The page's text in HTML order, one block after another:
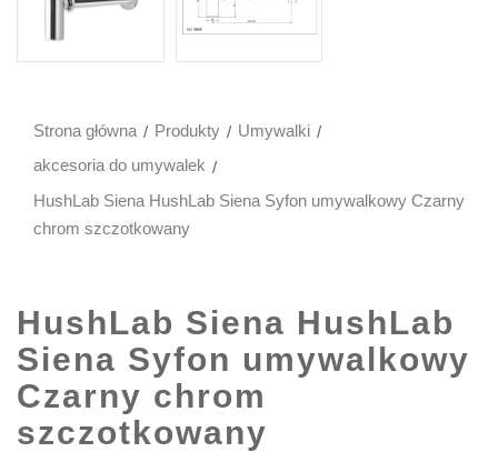
Strona główna Produkty
Umywalki
akcesoria do umywalek
HushLab Siena HushLab Siena Syfon umywalkowy Czarny
chrom szczotkowany
HushLab Siena HushLab
Siena Syfon umywalkowy
Czarny chrom
szczotkowany